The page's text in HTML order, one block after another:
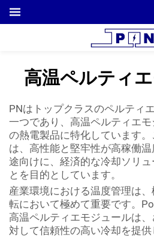
高温ペルティ
PNはトップクラスのペルティ
一つであり、高温ペルティエ
の熱電製品に特化しています
は、高性能と堅牢性が高稼働
途向けに、経済的な冷却ソリ
とを目的としています。
産業環境における温度管理は
転において極めて重要です。
高温ペルティエモジュールは
対して信頼性の高い冷却を提